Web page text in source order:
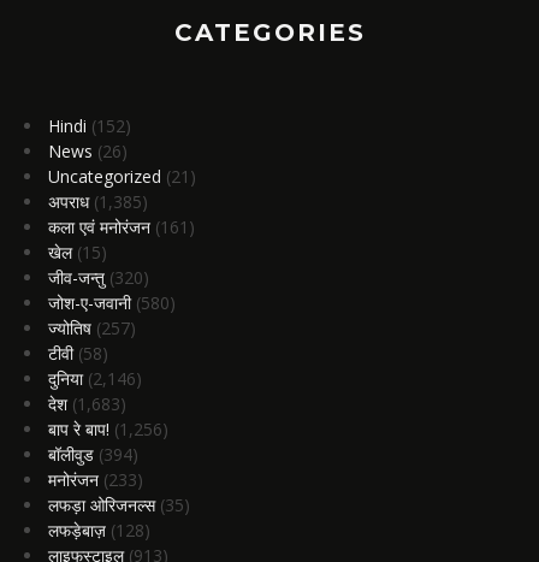
CATEGORIES
Hindi (152)
News (26)
Uncategorized (21)
अपराध(1,385)
कला एवं मनोरंजन (161)
खेल(15)
जीव-जन्तु (320)
जोश-ए-जवानी(580)
ज्योतिष (257)
टीवी(58)
दुनिया(2,146)
देश (1,683)
बाप रे बाप! (1,256)
बॉलीवुड (394)
मनोरंजन (233)
लफड़ा ओरिजनल्स(35)
लफड़ेबाज़ (128)
लाइफस्टाइल(913)